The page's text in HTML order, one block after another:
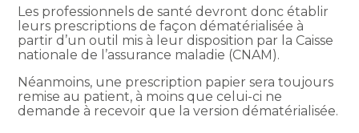
Les professionnels de santé devront donc établir
leurs prescriptions de façon dématérialisée à
partir d’un outil mis à leur disposition par la Caisse
nationale de l’assurance maladie (CNAM).
Néanmoins, une prescription papier sera toujours
remise au patient, à moins que celui-ci ne
demande à recevoir que la version dématérialisée.